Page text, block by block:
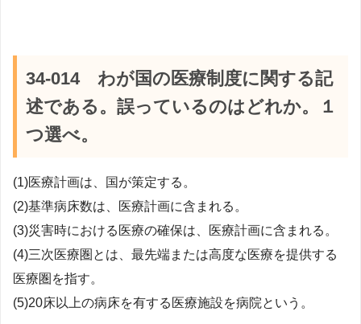
34-014 わが国の医療制度に関する記
述である。誤っているのはどれか。１
つ選べ。
(1)医療計画は、国が策定する。
(2)基準病床数は、医療計画に含まれる。
(3)災害時における医療の確保は、医療計画に含まれる。
(4)三次医療圏とは、最先端または高度な医療を提供する
医療圏を指す。
(5)20床以上の病床を有する医療施設を病院という。